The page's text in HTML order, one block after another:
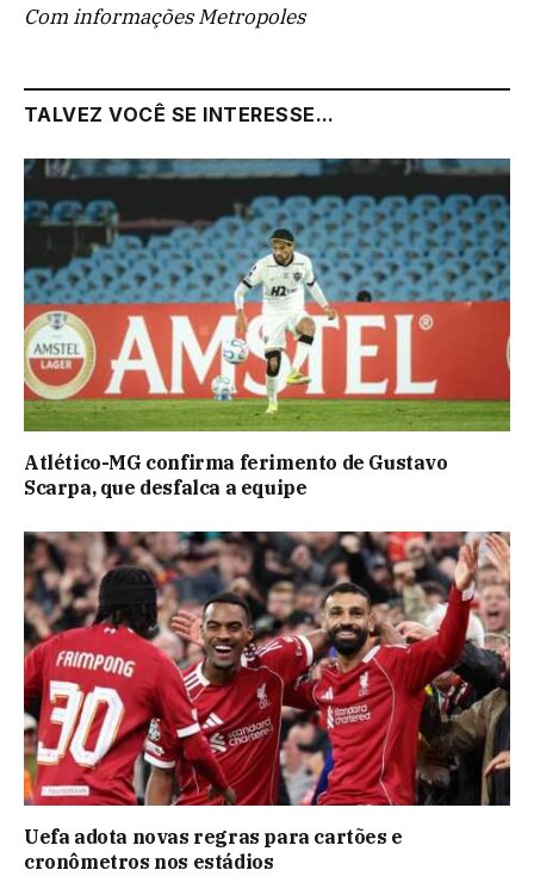
Com informações Metropoles
TALVEZ VOCÊ SE INTERESSE...
Atlético-MG confirma ferimento de Gustavo
Scarpa, que desfalca a equipe
Uefa adota novas regras para cartões e
cronômetros nos estádios